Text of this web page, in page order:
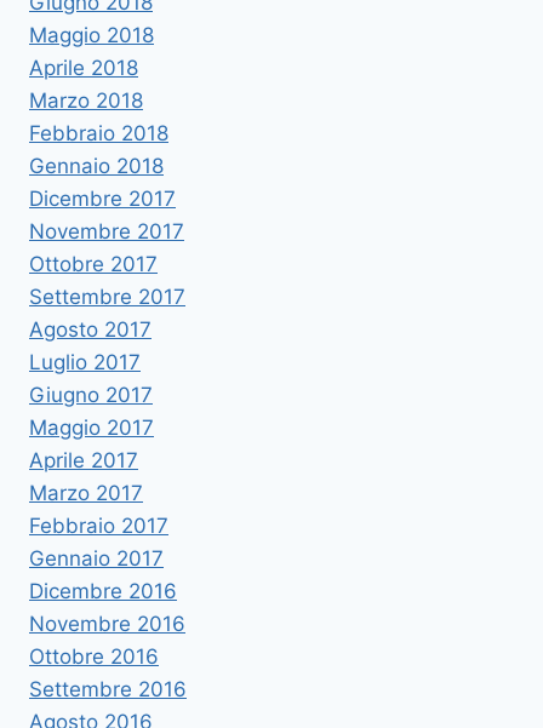
Maggio 2018
Aprile 2018
Marzo 2018
Febbraio 2018
Gennaio 2018
Dicembre 2017
Novembre 2017
Ottobre 2017
Settembre 2017
Agosto 2017
Luglio 2017
Giugno 2017
Maggio 2017
Aprile 2017
Marzo 2017
Febbraio 2017
Gennaio 2017
Dicembre 2016
Novembre 2016
Ottobre 2016
Settembre 2016
Agosto 2016